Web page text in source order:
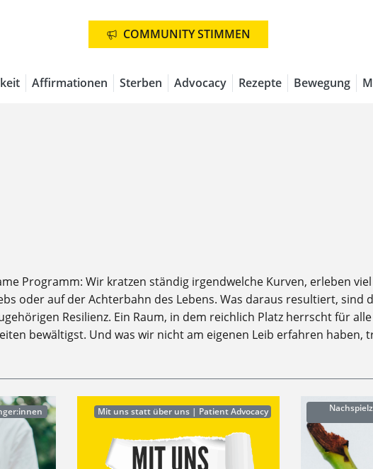
COMMUNITY STIMMEN
Affirmationen Sterben Advocacy Rezepte Bewegung
Programm: Wir kratzen ständig irgendwelche Kurven, erleben
oder auf der Achterbahn des Lebens. Was daraus resultiert, sind
Resilienz. Ein Raum, in dem reichlich Platz herrscht für
bewältigst. Und was wir nicht am eigenen Leib erfahren haben,
Mit uns statt über uns | Patient Advocacy